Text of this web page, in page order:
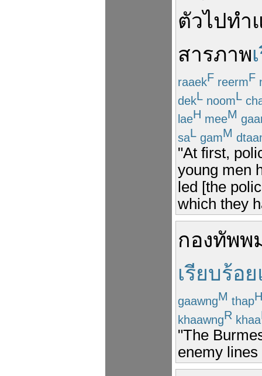
ตัวไปทำ
สารภาพ
raaekF reermF
dekL noomL
laeH meeM
saL gamM
"At first,
young men
led [the
which they
กองทัพพ
เรียบร้อ
gaawngM thapH
khaawngR khaa
"The
enemy lines